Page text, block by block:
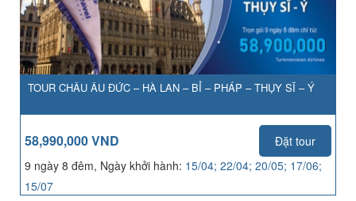
TOUR CHÂU ÂU ĐỨC – HÀ LAN – BỈ – PHÁP – THỤY SĨ – Ý
58,990,000 VND
Đặt tour
9 ngày 8 đêm, Ngày khởi hành: 15/04; 22/04; 20/05; 17/06;
15/07